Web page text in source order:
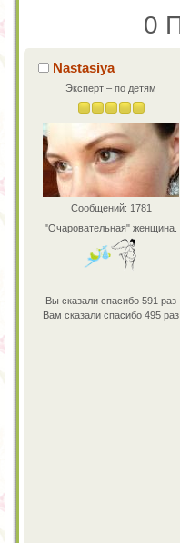
0
Nastasiya
Эксперт – по детям
Сообщений: 1781
"Очаровательная" женщина.
Вы сказали спасибо 591 раз
Вам сказали спасибо 495 раз